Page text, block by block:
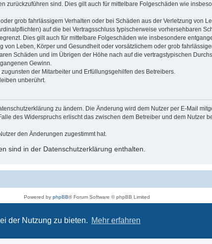
der Nutzung zu bieten. Mehr erfahren
zurückzuführen sind. Dies gilt auch für mittelbare Folgeschäden wie
grob fahrlässigem Verhalten oder bei Schäden aus der Verletzung von
auf die bei Vertragsschluss typischerweise vorhersehbaren
Dies gilt auch für mittelbare Folgeschäden wie insbesondere
von Leben, Körper und Gesundheit oder vorsätzlichem oder grob
Schäden und im Übrigen der Höhe nach auf die vertragstypischen
Gewinn.
der Mitarbeiter und Erfüllungsgehilfen des Betreibers.
unberührt.
zu ändern. Die Änderung wird dem Nutzer per E-Mail
des Widerspruchs erlischt das zwischen dem Betreiber und dem Nutzer
den Änderungen zugestimmt hat.
sind in der Datenschutzerklärung enthalten.
Powered by phpBB® Forum Software © phpBB Limited